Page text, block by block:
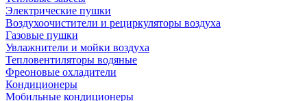
Электрические пушки
Воздухоочистители и рециркуляторы воздуха
Газовые пушки
Увлажнители и мойки воздуха
Тепловентиляторы водяные
Фреоновые охладители
Кондиционеры
Мобильные кондиционеры